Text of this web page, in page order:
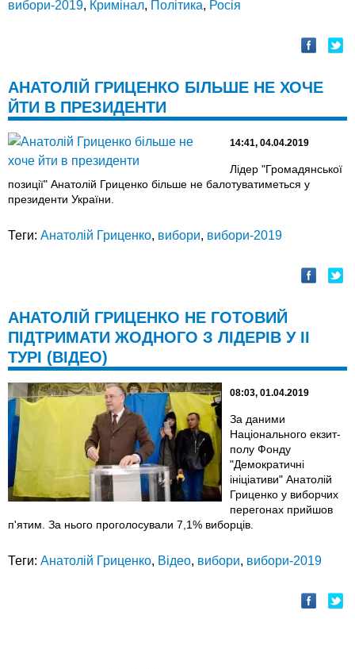
вибори-2019, Кримінал, Політика, Росія
АНАТОЛІЙ ГРИЦЕНКО БІЛЬШЕ НЕ ХОЧЕ
ЙТИ В ПРЕЗИДЕНТИ
14:41, 04.04.2019
Лідер "Громадянської
позиції" Анатолій Гриценко більше не балотуватиметься у
президенти України.
Теги: Анатолій Гриценко, вибори, вибори-2019
АНАТОЛІЙ ГРИЦЕНКО НЕ ГОТОВИЙ
ПІДТРИМАТИ ЖОДНОГО З ЛІДЕРІВ У ІІ
ТУРІ (ВІДЕО)
08:03, 01.04.2019
За даними
Національного екзит-
полу Фонду
"Демократичні
ініціативи" Анатолій
Гриценко у виборчих
перегонах прийшов
п'ятим. За нього проголосували 7,1% виборців.
Теги: Анатолій Гриценко, Відео, вибори, вибори-2019